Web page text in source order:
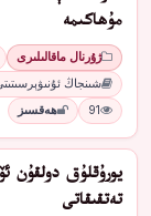
مۇھاكىمە
ژۇرنال ماقالىلىرى
شىنجاڭ
91
ھەقسىز
يورۇقلۇق دولقۇن
تەتقىقاتى